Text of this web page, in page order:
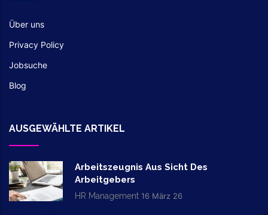
Über uns
Privacy Policy
Jobsuche
Blog
AUSGEWÄHLTE ARTIKEL
Arbeitszeugnis Aus Sicht Des
Arbeitgebers
HR Management 16 März 26